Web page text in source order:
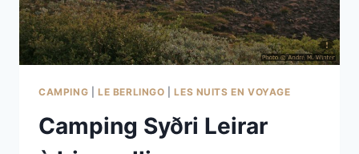
CAMPING LE BERLINGO |LES NUITS EN VOYAGE
Camping Syðri Leirar